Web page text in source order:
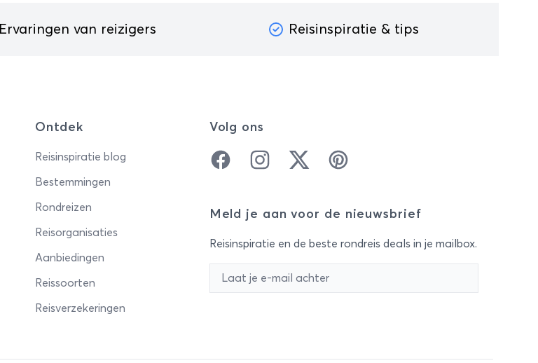
Ervaringen van reizigers Reisinspiratie & tips
Ontdek
Reisinspiratie blog
Bestemmingen
Rondreizen
Reisorganisaties
Aanbiedingen
Reissoorten
Reisverzekeringen
Volg ons
FacebookInstagramTwitter Pinterest
Meld je aan voor de nieuwsbrief
Reisinspiratie en de beste rondreis deals in je mailbox.